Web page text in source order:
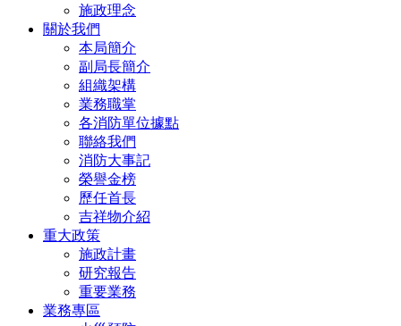
施政理念
關於我們
本局簡介
副局長簡介
組織架構
業務職掌
各消防單位據點
聯絡我們
消防大事記
榮譽金榜
歷任首長
吉祥物介紹
重大政策
施政計畫
研究報告
重要業務
業務專區